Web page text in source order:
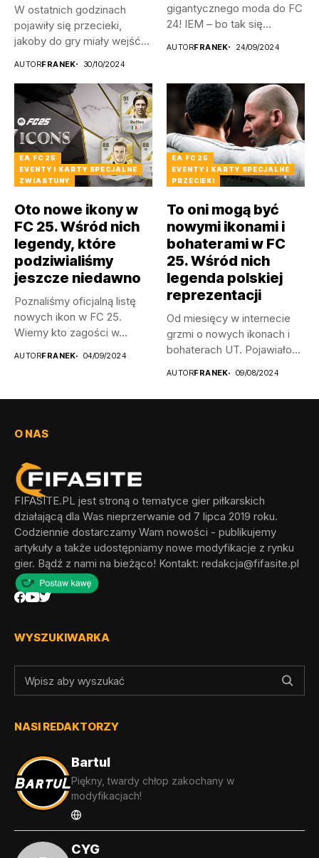
W ostatnich godzinach
pojawiły się przecieki,
jakoby do gry miały wejść
AUTORFRANEK 30/10/2024
gigantycznego moda do FC
24! IEM – bo tak się...
AUTORFRANEK 24/09/2024
EA FC 25
EVENTY I KARTY SPECJALNE
ZWIASTUNY
Oto nowe ikony w
FC 25. Wśród nich
legendy, które
podziwialiśmy
jeszcze niedawno
Poznaliśmy oficjalną listę
nowych ikon w FC 25.
Wiemy kto zagości w...
AUTORFRANEK 04/09/2024
EA FC 25
EVENTY I KARTY SPECJALNE
PRZECIEKI
To oni mogą być
nowymi ikonami i
bohaterami w FC
25. Wśród nich
legenda polskiej
reprezentacji
Od miesięcy w internecie
grzmi o nowych ikonach i
bohaterach UT. Pojawiało...
AUTORFRANEK 09/08/2024
O NAS
FIFASITE.PL jest stroną o tematyce gier piłkarskich
działającą dla Was nieprzerwanie od 7 lipca 2019 roku.
Codziennie dostarczamy Wam nowości - publikujemy
artykuły a także udostępniamy nowe modyfikacje z rynku
gier. Bądź z nami na bieżąco! Kontakt: redakcja@fifasite.pl
WYSZUKIWARKA
NASI REDAKTORZY
Bartul
Piękny, twardy chłop zakochany w
modyfikacjach!
CYG